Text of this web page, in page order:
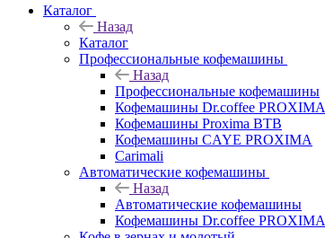
Каталог
Назад
Каталог
Профессиональные кофемашины
Назад
Профессиональные кофемашины
Кофемашины Dr.coffee PROXIMA
Кофемашины Proxima BTB
Кофемашины CAYE PROXIMA
Carimali
Автоматические кофемашины
Назад
Автоматические кофемашины
Кофемашины Dr.coffee PROXIMA